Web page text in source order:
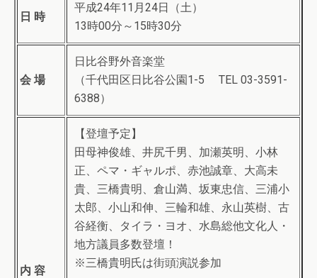
日 時
平成24年11月24日（土）
13時00分～15時30分
会 場
日比谷野外音楽堂
（千代田区日比谷公園1-5 TEL 03-3591-
6388）
内 容
【登壇予定】
田母神俊雄、井尻千男、加瀬英明、小林
正、ペマ・ギャルポ、赤池誠章、大高未
貴、三橋貴明、倉山満、坂東忠信、三浦小
太郎、小山和伸、三輪和雄、永山英樹、古
谷経衡、タイラ・ヨオ、水島総他文化人・
地方議員多数登壇！
※三橋貴明氏は街頭演説参加